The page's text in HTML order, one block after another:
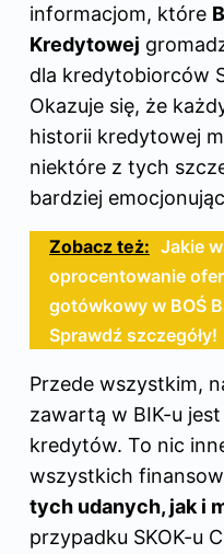
informacjom, które
Kredytowej
dla kredytobiorców
Okazuje się, że
historii kredytowej
niektóre z tych
bardziej
Zobacz też: Jakie
oprocentowanie
gotówkowy w BOŚ
Sprawdź szczegóły!
Przede wszystkim,
zawartą w BIK-u
kredytów. To nic
wszystkich
tych udanych, jak i
przypadku SKOK-u